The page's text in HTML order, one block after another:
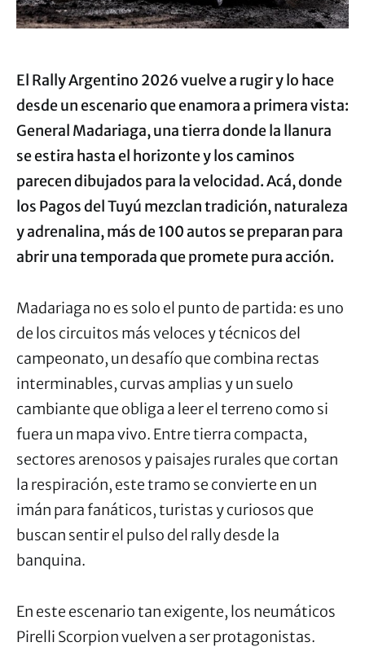
El Rally Argentino 2026 vuelve a rugir y lo hace
desde un escenario que enamora a primera vista:
General Madariaga, una tierra donde la llanura
se estira hasta el horizonte y los caminos
parecen dibujados para la velocidad. Acá, donde
los Pagos del Tuyú mezclan tradición, naturaleza
y adrenalina, más de 100 autos se preparan para
abrir una temporada que promete pura acción.
Madariaga no es solo el punto de partida: es uno
de los circuitos más veloces y técnicos del
campeonato, un desafío que combina rectas
interminables, curvas amplias y un suelo
cambiante que obliga a leer el terreno como si
fuera un mapa vivo. Entre tierra compacta,
sectores arenosos y paisajes rurales que cortan
la respiración, este tramo se convierte en un
imán para fanáticos, turistas y curiosos que
buscan sentir el pulso del rally desde la
banquina.
En este escenario tan exigente, los neumáticos
Pirelli Scorpion vuelven a ser protagonistas.